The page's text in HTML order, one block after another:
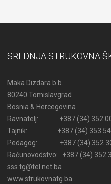
SREDNJA STRUKOVNA
Maka Dizdara b.b.
80240 Tomislavgrad
Bosnia & Hercegovina
Ravnatelj: +387 (34) 352
Tajnik: +387 (34) 353
Pedagog: +387 (34) 352
Računovodstvo: +387 (34) 352
sss.tg@tel.net.ba
www.strukovnatg.ba .